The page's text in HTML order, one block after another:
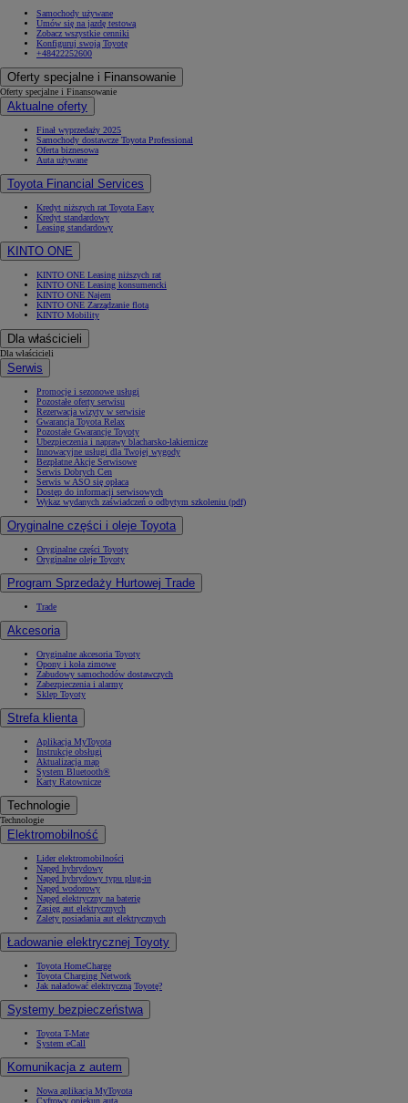
Samochody używane
Umów się na jazdę testową
Zobacz wszystkie cenniki
Konfiguruj swoją Toyotę
+48422252600
Oferty specjalne i Finansowanie
Oferty specjalne i Finansowanie
Aktualne oferty
Finał wyprzedaży 2025
Samochody dostawcze Toyota Professional
Oferta biznesowa
Auta używane
Toyota Financial Services
Kredyt niższych rat Toyota Easy
Kredyt standardowy
Leasing standardowy
KINTO ONE
KINTO ONE Leasing niższych rat
KINTO ONE Leasing konsumencki
KINTO ONE Najem
KINTO ONE Zarządzanie flotą
KINTO Mobility
Dla właścicieli
Dla właścicieli
Serwis
Promocje i sezonowe usługi
Pozostałe oferty serwisu
Rezerwacja wizyty w serwisie
Gwarancja Toyota Relax
Pozostałe Gwarancje Toyoty
Ubezpieczenia i naprawy blacharsko-lakiernicze
Innowacyjne usługi dla Twojej wygody
Bezpłatne Akcje Serwisowe
Serwis Dobrych Cen
Serwis w ASO się opłaca
Dostęp do informacji serwisowych
Wykaz wydanych zaświadczeń o odbytym szkoleniu (pdf)
Oryginalne części i oleje Toyota
Oryginalne części Toyoty
Oryginalne oleje Toyoty
Program Sprzedaży Hurtowej Trade
Trade
Akcesoria
Oryginalne akcesoria Toyoty
Opony i koła zimowe
Zabudowy samochodów dostawczych
Zabezpieczenia i alarmy
Sklep Toyoty
Strefa klienta
Aplikacja MyToyota
Instrukcje obsługi
Aktualizacja map
System Bluetooth®
Karty Ratownicze
Technologie
Technologie
Elektromobilność
Lider elektromobilności
Napęd hybrydowy
Napęd hybrydowy typu plug-in
Napęd wodorowy
Napęd elektryczny na baterię
Zasięg aut elektrycznych
Zalety posiadania aut elektrycznych
Ładowanie elektrycznej Toyoty
Toyota HomeCharge
Toyota Charging Network
Jak naładować elektryczną Toyotę?
Systemy bezpieczeństwa
Toyota T-Mate
System eCall
Komunikacja z autem
Nowa aplikacja MyToyota
Cyfrowy opiekun auta